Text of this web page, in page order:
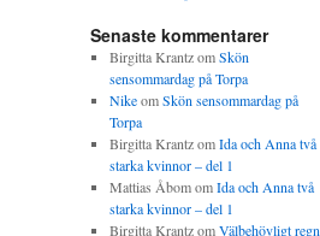
Senaste kommentarer
Birgitta KrantzomSkön
sensommardag på Torpa
NikeomSkön sensommardag på
Torpa
Birgitta KrantzomIda och Anna två
starka kvinnor – del 1
Mattias ÅbomomIda och Anna två
starka kvinnor – del 1
Birgitta KrantzomVälbehövligt regn